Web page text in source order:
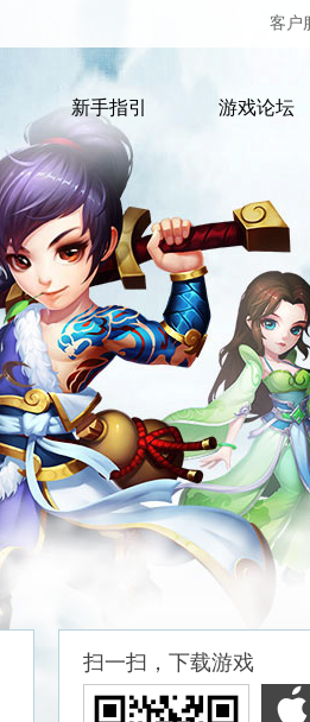
客户
游戏论坛
新手指引
扫一扫，下载游戏